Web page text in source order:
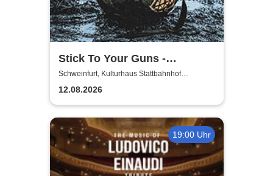
Stick To Your Guns -
European Summer 2026
Schweinfurt, Kulturhaus Stattbahnhof
Schweinfurt
12.08.2026
19:00 Uhr